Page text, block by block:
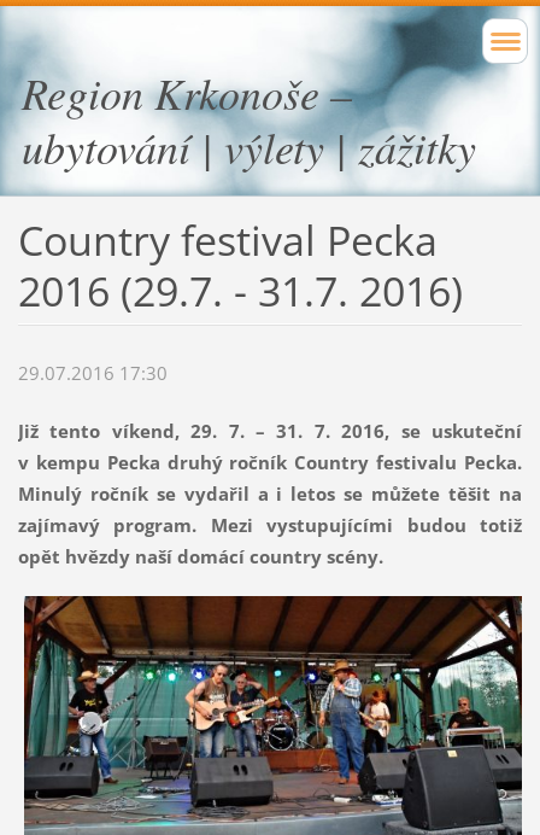
Region Krkonoše –
ubytování | výlety | zážitky
Country festival Pecka
2016 (29.7. - 31.7. 2016)
29.07.2016 17:30
Již tento víkend, 29. 7. – 31. 7. 2016, se uskuteční
v kempu Pecka druhý ročník Country festivalu Pecka.
Minulý ročník se vydařil a i letos se můžete těšit na
zajímavý program. Mezi vystupujícími budou totiž
opět hvězdy naší domácí country scény.